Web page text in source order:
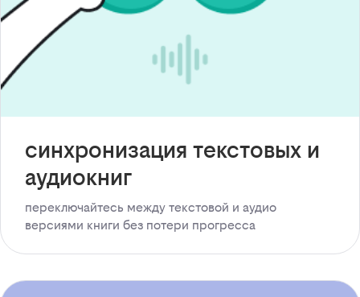
синхронизация текстовых и
аудиокниг
переключайтесь между текстовой и аудио
версиями книги без потери прогресса